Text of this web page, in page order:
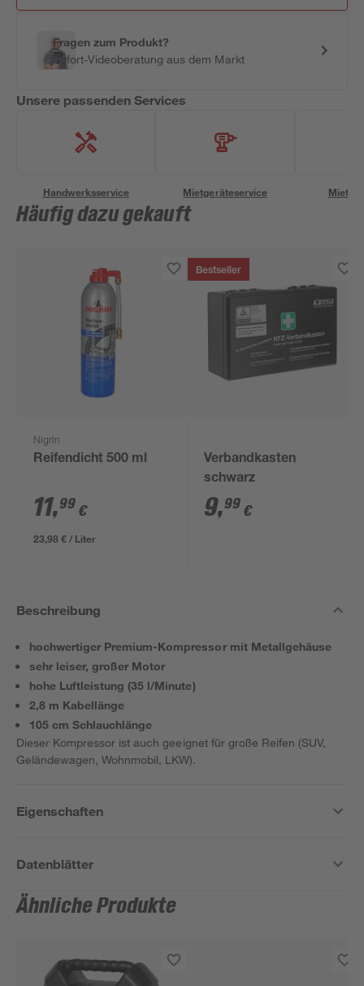
Fragen zum Produkt?
Sofort-Videoberatung aus dem Markt
Unsere passenden Services
Handwerksservice Mietgeräteservice
Häufig dazu gekauft
Nigrin
Reifendicht 500 ml
11,99 €
23,98 € / Liter
Bestseller
Verbandkasten
schwarz
9,99 €
Beschreibung
hochwertiger Premium-Kompressor mit Metallgehäuse
sehr leiser, großer Motor
hohe Luftleistung (35 l/Minute)
2,8 m Kabellänge
105 cm Schlauchlänge
Dieser Kompressor ist auch geeignet für große Reifen (SUV,
Geländewagen, Wohnmobil, LKW).
Eigenschaften
Datenblätter
Ähnliche Produkte